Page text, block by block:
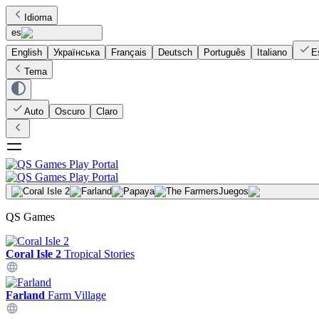
Idioma
es
English
Українська Français Deutsch Português Italiano
Tema
Auto Oscuro Claro
Juegos
QS Games
Coral Isle 2 Tropical Stories
Farland Farm Village